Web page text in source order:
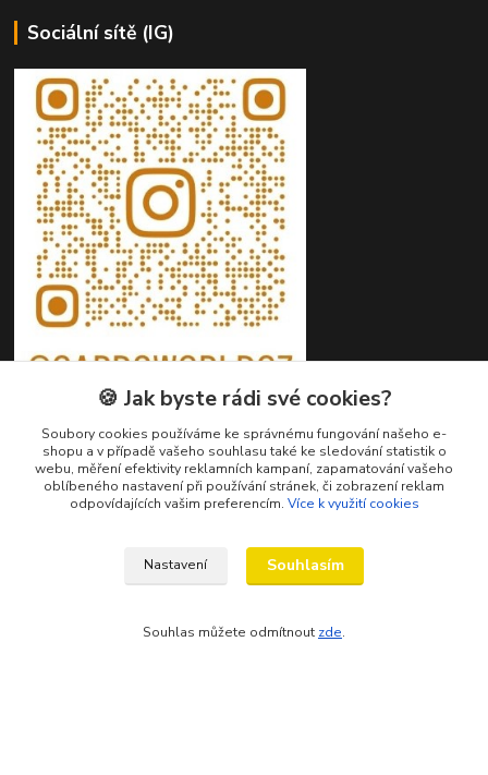
Sociální sítě (IG)
Kontakty
+420 607 583 609
info@cardsworld.cz
🍪 Jak byste rádi své cookies?
Soubory cookies používáme ke správnému fungování našeho e-
shopu a v případě vašeho souhlasu také ke sledování statistik o
webu, měření efektivity reklamních kampaní, zapamatování vašeho
oblíbeného nastavení při používání stránek, či zobrazení reklam
odpovídajících vašim preferencím. Více k využití cookies
Nastavení Souhlasím
Souhlas můžete odmítnout zde.